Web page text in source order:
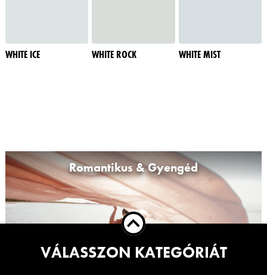
VÁLASSZON KATEGÓRIÁT
WHITE ICE WHITE ROCK WHITE MIST
Romantikus & Gyengéd